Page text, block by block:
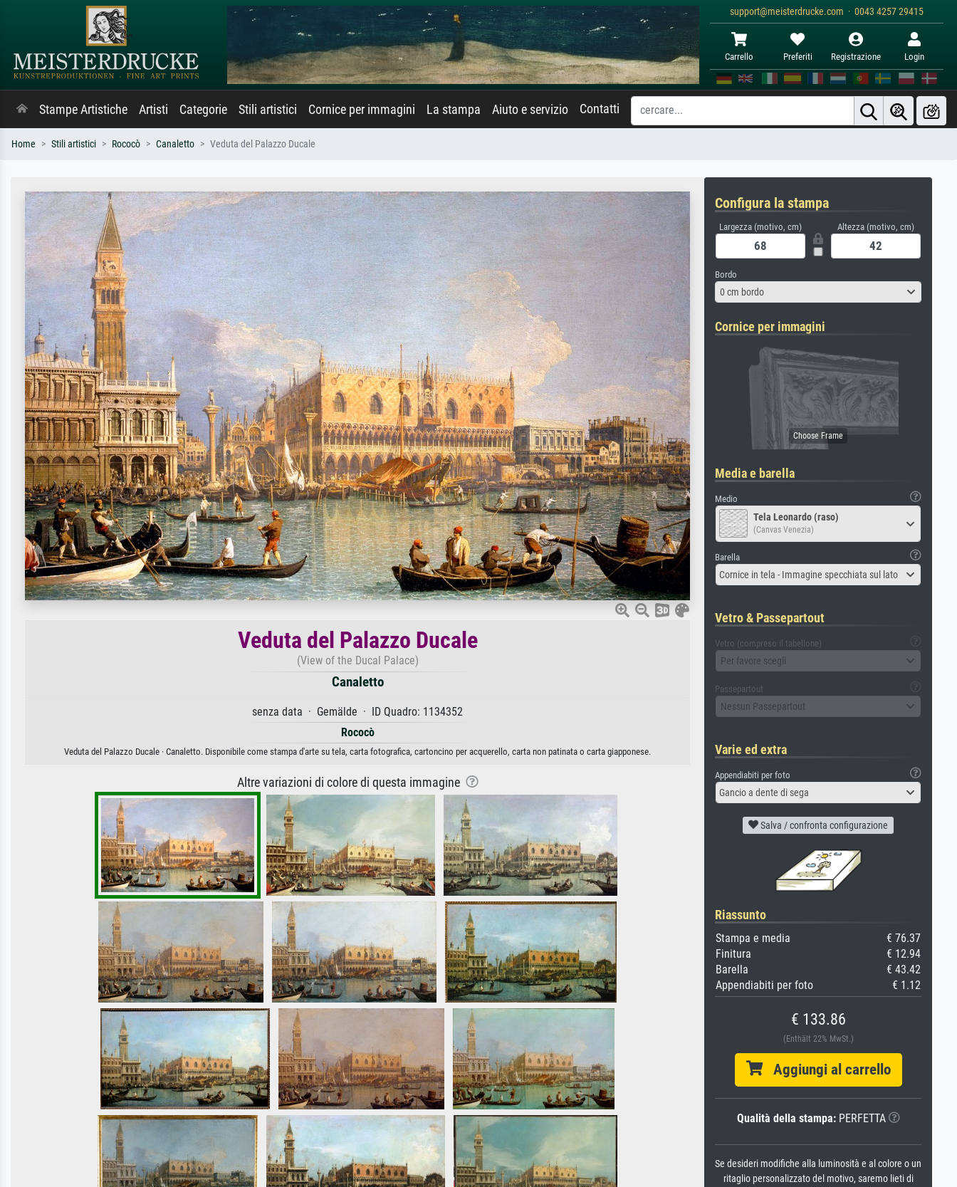
support@meisterdrucke.com · 0043 4257 29415
Carrello Preferiti Registrazione Login
Stampe Artistiche Artisti Categorie Stili artistici Cornice per immagini La stampa Aiuto e servizio Contatti
Home Stili artistici Rococò Canaletto Veduta del Palazzo Ducale
Veduta del Palazzo Ducale
(View of the Ducal Palace)
Canaletto
senza data · Gemälde · ID Quadro: 1134352
Rococò
Veduta del Palazzo Ducale · Canaletto. Disponibile come stampa d'arte su tela, carta fotografica, cartoncino per acquerello, carta non patinata o carta giapponese.
Altre variazioni di colore di questa immagine
Configura la stampa
Largezza (motivo, cm) Altezza (motivo, cm)
Bordo
0 cm bordo
Cornice per immagini
Media e barella
Medio
Tela Leonardo (raso)
(Canvas Venezia)
Barella
Cornice in tela - Immagine specchiata sul lato
Vetro & Passepartout
Vetro (compreso il tabellone)
Per favore scegli
Passepartout
Nessun Passepartout
Varie ed extra
Appendiabiti per foto
Gancio a dente di sega
Salva / confronta configurazione
Riassunto
Stampa e media
€ 76.37
Finitura
€ 12.94
Barella
€ 43.42
Appendiabiti per foto
€ 1.12
€ 133.86
(Enthält 22% MwSt.)
Aggiungi al carrello
Qualità della stampa:PERFETTA
Se desideri modifiche alla luminosità e al colore o un
ritaglio personalizzato del motivo, saremo lieti di